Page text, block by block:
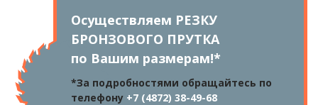
Осуществляем РЕЗКУ
БРОНЗОВОГО ПРУТКА
по Вашим размерам!*
*За подробностями обращайтесь по
телефону +7 (4872) 38-49-68